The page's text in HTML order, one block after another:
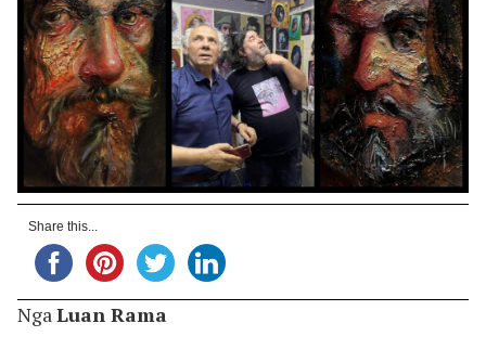
Share this...
Nga Luan Rama